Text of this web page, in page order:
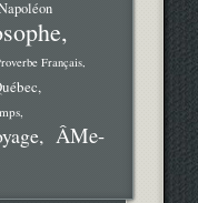
Français
ÂMe-